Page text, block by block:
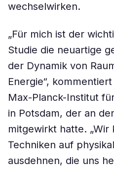
wechselwirken.
„Für mich ist der
Studie die neuartige
der Dynamik von
Energie“,
Max-Planck-Institut
in Potsdam, der an
mitgewirkt hatte. „Wir
Techniken auf
ausdehnen, die uns